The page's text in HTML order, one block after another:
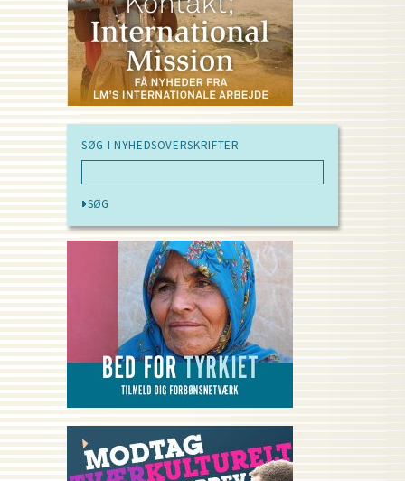
SØG I NYHEDSOVERSKRIFTER